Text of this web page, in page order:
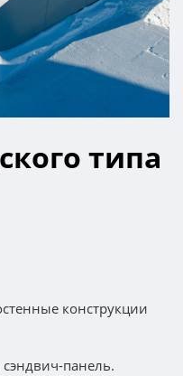
типа
конструкции
сэндвич-панель.